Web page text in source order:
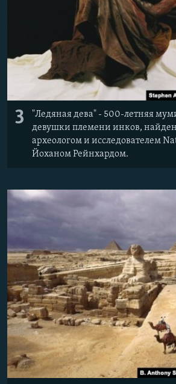
3
"Ледяная дева" - 500-летняя
девушки племени инков,
археологом и исследователем
Йоханом Рейнхардом.